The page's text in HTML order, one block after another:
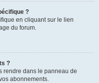
?
en cliquant sur le lien
du forum.
?
rendre dans le panneau de
abonnements.